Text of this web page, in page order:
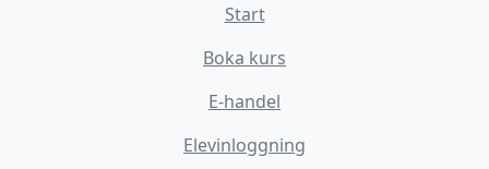
Start
Boka kurs
E-handel
Elevinloggning